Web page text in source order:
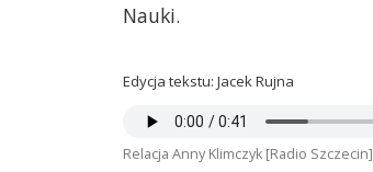
Nauki.
Edycja tekstu: Jacek Rujna
Relacja Anny Klimczyk [Radio Szczecin]